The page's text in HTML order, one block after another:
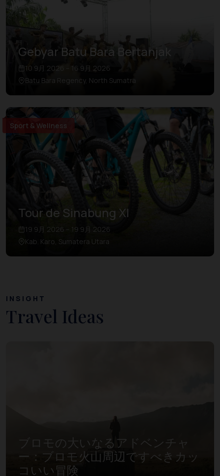
Gebyar Batu Bara Bertanjak
10 9月 2026 – 16 9月 2026
Batu Bara Regency, North Sumatra
Sport & Wellness
Tour de Sinabung XI
19 9月 2026 – 19 9月 2026
Kab. Karo, Sumatera Utara
INSIGHT
Travel Ideas
ブロモの大いなるアドベンチャ
ー：ブロモ火山周辺ですべきカッ
コいい冒険